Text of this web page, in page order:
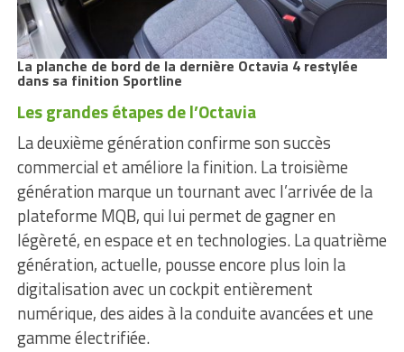
La planche de bord de la dernière Octavia 4 restylée
dans sa finition Sportline
Les grandes étapes de l’Octavia
La deuxième génération confirme son succès
commercial et améliore la finition. La troisième
génération marque un tournant avec l’arrivée de la
plateforme MQB, qui lui permet de gagner en
légèreté, en espace et en technologies. La quatrième
génération, actuelle, pousse encore plus loin la
digitalisation avec un cockpit entièrement
numérique, des aides à la conduite avancées et une
gamme électrifiée.